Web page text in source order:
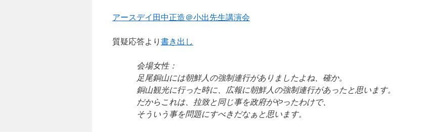
アースデイ田中正造＠小出先生講演会
質疑応答より書き出し
会場女性：
足尾銅山には朝鮮人の強制連行がありましたよね、確か。
銅山観光に行った時に、広報に朝鮮人の強制連行があったと思います。
だからこれは、拉致と同じ事を政府がやったわけで、
そういう事を問題にすべきだなぁと思います。